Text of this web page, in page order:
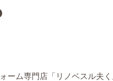
ーム専門店「リノベスル夫